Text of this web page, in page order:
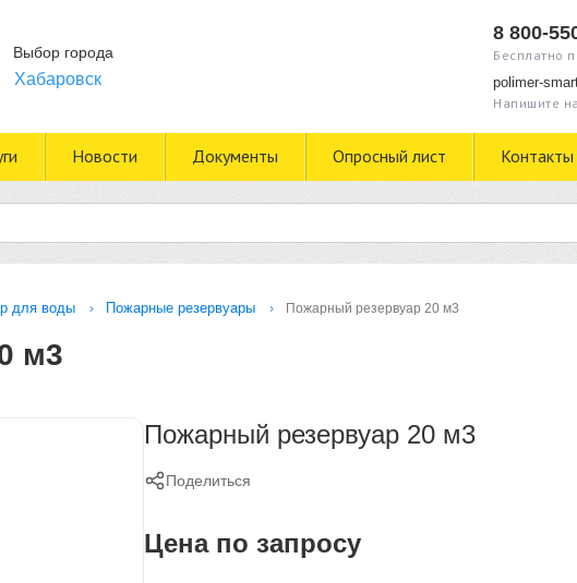
Выбор города
Хабаровск
8 800-
Бесплатно
polimer-
Напишите
Новости Документы Опросный лист Контакты
для воды Пожарные резервуары Пожарный резервуар 20 м3
м3
Пожарный резервуар 20 м3
Поделиться
Цена по запросу